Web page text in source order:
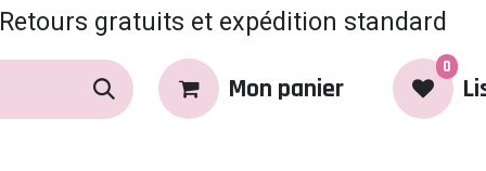
Retours gratuits et expédition standard
Mon panier
0